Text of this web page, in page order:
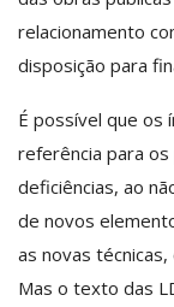
relacionamento
disposição para
É possível que os
referência para
deficiências, ao
de novos
as novas
Mas o texto das